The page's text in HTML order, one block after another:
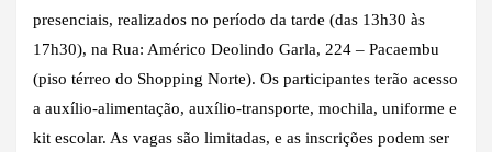
presenciais, realizados no período da tarde (das 13h30 às
17h30), na Rua: Américo Deolindo Garla, 224 – Pacaembu
(piso térreo do Shopping Norte). Os participantes terão acesso
a auxílio-alimentação, auxílio-transporte, mochila, uniforme e
kit escolar. As vagas são limitadas, e as inscrições podem ser